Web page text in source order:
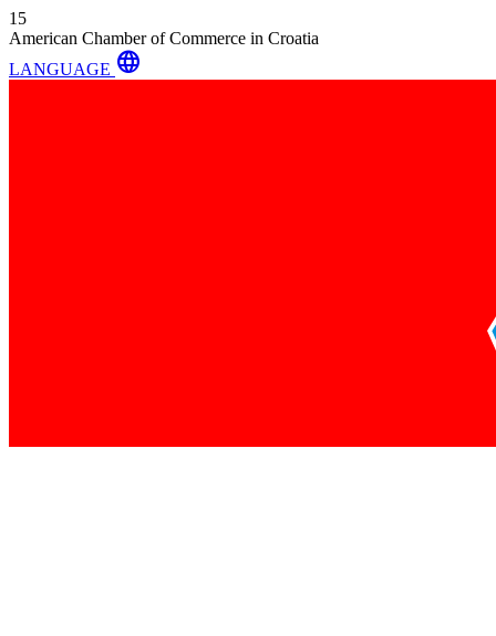
15
American Chamber of Commerce in Croatia
LANGUAGE language